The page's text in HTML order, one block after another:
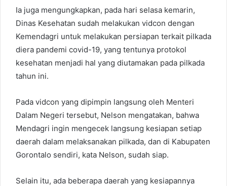
Ia juga mengungkapkan, pada hari selasa kemarin,
Dinas Kesehatan sudah melakukan vidcon dengan
Kemendagri untuk melakukan persiapan terkait pilkada
diera pandemi covid-19, yang tentunya protokol
kesehatan menjadi hal yang diutamakan pada pilkada
tahun ini.
Pada vidcon yang dipimpin langsung oleh Menteri
Dalam Negeri tersebut, Nelson mengatakan, bahwa
Mendagri ingin mengecek langsung kesiapan setiap
daerah dalam melaksanakan pilkada, dan di Kabupaten
Gorontalo sendiri, kata Nelson, sudah siap.
Selain itu, ada beberapa daerah yang kesiapannya